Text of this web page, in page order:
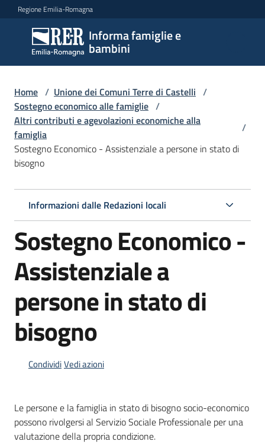
Vai al contenuto
Vai alla navigazione
Vai al footer
Regione Emilia-Romagna
Informa famiglie e
bambini
Informa
famiglie
e
bambini
Argomenti
per
le
famiglie
Informazioni
locali
Newsletter
Home / Unione dei Comuni Terre di Castelli /
Sostegno economico alle famiglie /
Altri contributi e agevolazioni economiche alla
famiglia
/
Sostegno Economico - Assistenziale a persone in stato di
bisogno
Informazioni dalle Redazioni locali
Sostegno Economico -
Assistenziale a
persone in stato di
bisogno
CondividiVedi azioni
Le persone e la famiglia in stato di bisogno socio-economico
possono rivolgersi al Servizio Sociale Professionale per una
valutazione della propria condizione.